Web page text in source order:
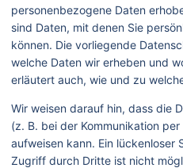
personenbezogene Daten
sind Daten, mit denen Sie
können. Die vorliegende
welche Daten wir erheben und
erläutert auch, wie und zu
Wir weisen darauf hin, dass die
(z. B. bei der Kommunikation
aufweisen kann. Ein lückenloser
Zugriff durch Dritte ist nicht